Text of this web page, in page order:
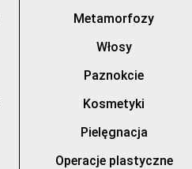
Metamorfozy
Włosy
Paznokcie
Kosmetyki
Pielęgnacja
Operacje plastyczne